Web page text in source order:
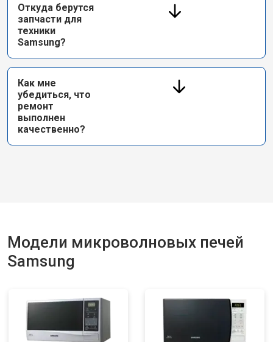
Откуда берутся
запчасти для
техники
Samsung?
Как мне
убедиться, что
ремонт
выполнен
качественно?
Модели микроволновых печей
Samsung